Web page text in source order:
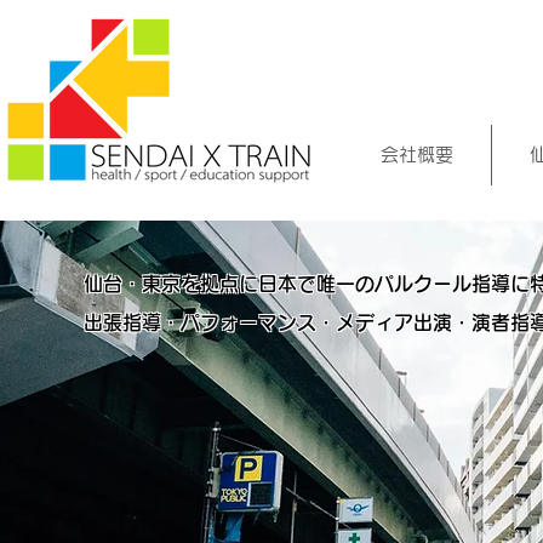
会社概要
仙台・東京を拠点に日本で唯一のパルクール指導に
出張指導・パフォーマンス・メディア出演・演者指